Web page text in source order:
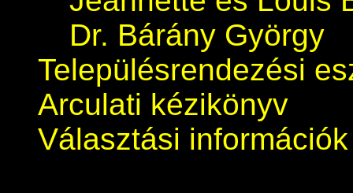
Dr. Bárány György
Településrendezési
Arculati kézikönyv
Választási információk